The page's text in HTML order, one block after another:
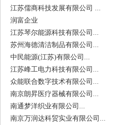
江苏儒商科技发展有限公司 ...
润富企业
江苏琴尔能源科技有限公司...
苏州海德清洁制品有限公司...
中民能源(江苏)有限公司...
江苏峰工电力科技有限公司...
众能联合数字技术有限公司...
南京朗昇医疗器械有限公司...
南通梦洋织业有限公司...
南京万润达科贸实业有限公司...